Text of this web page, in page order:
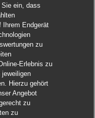
Sie ein, dass
Ihrem Endgerät
zu
Erlebnis zu
jeweiligen
Hierzu gehört
Angebot
zu
zu